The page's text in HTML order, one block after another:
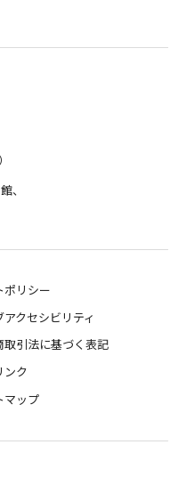
、
ポリシー
アクセシビリティ
取引法に基づく表記
ンク
マップ